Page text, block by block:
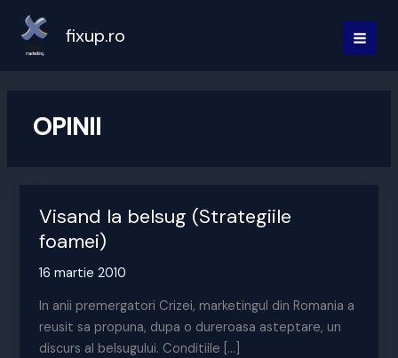
content
fixup.ro
OPINII
Visand la belsug (Strategiile
foamei)
16 martie 2010
In anii premergatori Crizei, marketingul din Romania a
reusit sa propuna, dupa o dureroasa asteptare, un
discurs al belsugului. Conditiile […]